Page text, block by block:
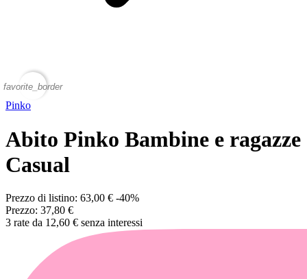
favorite_border
Pinko
Abito Pinko Bambine e ragazze
Casual
Prezzo di listino: 63,00 € -40%
Prezzo: 37,80 €
3 rate da 12,60 € senza interessi